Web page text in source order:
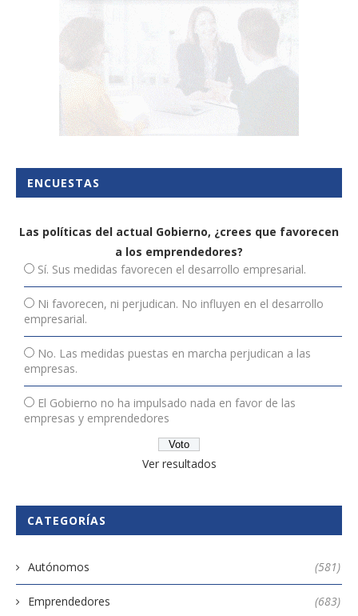
ENCUESTAS
Las políticas del actual Gobierno, ¿crees que favorecen
a los emprendedores?
Sí. Sus medidas favorecen el desarrollo empresarial.
Ni favorecen, ni perjudican. No influyen en el desarrollo
empresarial.
No. Las medidas puestas en marcha perjudican a las
empresas.
El Gobierno no ha impulsado nada en favor de las
empresas y emprendedores
Ver resultados
CATEGORÍAS
Autónomos (581)
Emprendedores (683)